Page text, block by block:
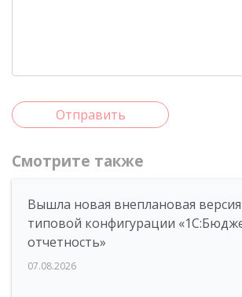
Отправить
Смотрите также
Вышла новая внеплановая версия
типовой конфигурации
отчетность»
07.08.2026